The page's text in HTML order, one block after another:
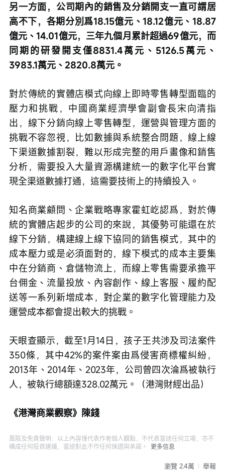
另一方面，公司期內的銷售及分銷開支一直可謂居
高不下，各期分別爲18.15億元、18.12億元、18.87
億元、14.01億元，三年九個月累計超過69億元，而
同期的研發開支僅8831.4萬元、5126.5萬元、
3983.1萬元、2820.8萬元。
對於傳統的實體店模式向線上即時零售轉型面臨的
壓力和挑戰，中國商業經濟學會副會長宋向清指
出，線下分銷向線上零售轉型，運營與管理方面的
挑戰不容忽視，比如數據與系統整合問題，線上線
下渠道數據割裂，難以形成完整的用戶畫像和銷售
分析，需要投入大量資源構建統一的數字化平台實
現全渠道數據打通，這需要技術上的持續投入。
知名商業顧問、企業戰略專家霍虹屹認爲，對於傳
統的實體店起步的公司的來說，其優勢可能還在於
線下分銷，構建線上線下協同的銷售模式，其中的
成本壓力或是必須面對的，線下模式的成本主要集
中在分銷商、倉儲物流上，而線上零售需要承擔平
台佣金、流量投放、內容創作、線上客服、履約配
送等一系列新增成本，對企業的數字化管理能力及
運營成本都會提出較大的挑戰。
天眼查顯示，截至1月14日，孩子王共涉及司法案件
350條，其中42%的案件案由爲侵害商標權糾紛，
2013年、2014年、2023年，公司曾四次淪爲被執行
人，被執行總額達328.02萬元。（港灣財經出品）
《港灣商業觀察》陳錢
風險及免責聲明：以上內容僅代表作者個人觀點，不代表富途任何立場，亦不
構成任何投資建議，富途對此不作任何保證與承諾。
更多信息
瀏覽 2.4萬 舉報